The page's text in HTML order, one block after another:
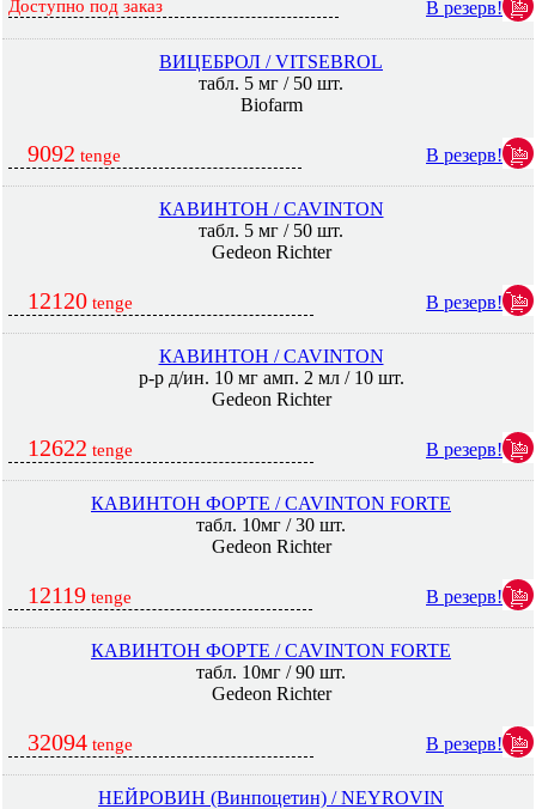
Доступно под заказ В резерв!
ВИЦЕБРОЛ / VITSEBROL
табл. 5 мг / 50 шт.
Biofarm
9092 tenge В резерв!
КАВИНТОН / CAVINTON
табл. 5 мг / 50 шт.
Gedeon Richter
12120 tenge В резерв!
КАВИНТОН / CAVINTON
р-р д/ин. 10 мг амп. 2 мл / 10 шт.
Gedeon Richter
12622 tenge В резерв!
КАВИНТОН ФОРТЕ / CAVINTON FORTE
табл. 10мг / 30 шт.
Gedeon Richter
12119 tenge В резерв!
КАВИНТОН ФОРТЕ / CAVINTON FORTE
табл. 10мг / 90 шт.
Gedeon Richter
32094 tenge В резерв!
НЕЙРОВИН (Винпоцетин) / NEYROVIN